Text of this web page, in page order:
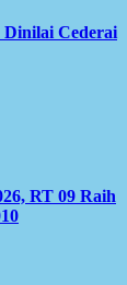
Cederai
RT 09 Raih